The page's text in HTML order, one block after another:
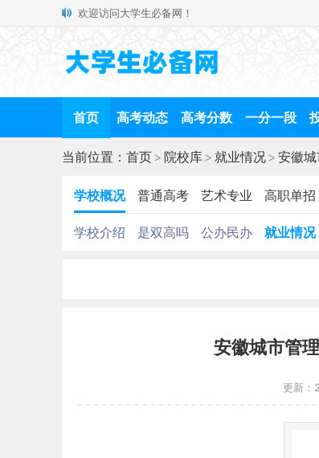
欢迎访问大学生必备网！
首页 高考动态 高考分数 一分一段
当前位置： 首页> 院校库> 就业情况> 安徽
学校概况 普通高考 艺术专业 高职单招
学校介绍 是双高吗 公办民办 就业情况
安徽城市管
更新：